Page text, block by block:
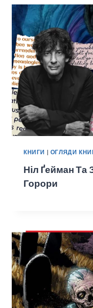
КНИГИ | ОГЛЯДИ
Ніл Ґейман Та
Горори